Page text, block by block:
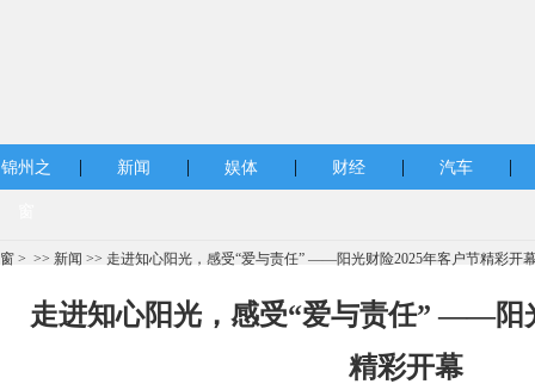
锦州之 | 新闻 | 娱体 | 财经 | 汽车 |
窗 > >> 新闻 >> 走进知心阳光，感受“爱与责任” ——阳光财险2025年客户节精彩开
走进知心阳光，感受“爱与责任” ——阳
精彩开幕